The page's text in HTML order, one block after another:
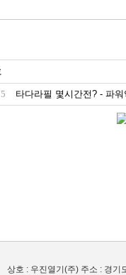
타다라필 몇시간전? - 파워
상호 : 우진열기(주) 주소 : 경